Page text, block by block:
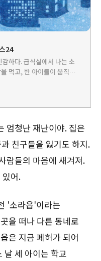
24
하다. 급식실에서 나는 소
먹고, 반 아이들이 움직이
지켜보는 아이들은 수아를
전히 이해해 주는 친구는…
엄청난 재난이야. 집은
친구들을 잃기도 하지.
람들의 마음에 새겨져.
있어.
'소라읍'이라는
을 떠나 다른 동네로
은 지금 폐허가 되어
날 세 아이는 학교